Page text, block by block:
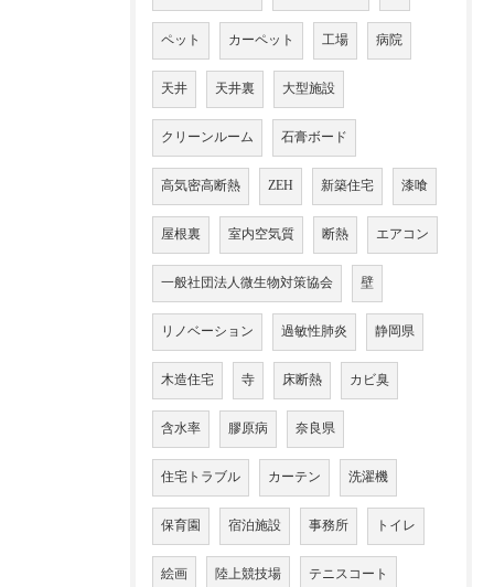
ペット カーペット 工場 病院
天井 天井裏 大型施設
クリーンルーム 石膏ボード
高気密高断熱 ZEH 新築住宅 漆喰
屋根裏 室内空気質 断熱 エアコン
一般社団法人微生物対策協会 壁
リノベーション 過敏性肺炎 静岡県
木造住宅 寺 床断熱 カビ臭
含水率 膠原病 奈良県
住宅トラブル カーテン 洗濯機
保育園 宿泊施設 事務所 トイレ
絵画 陸上競技場 テニスコート